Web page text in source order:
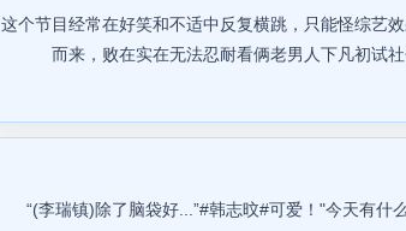
这个节目经常在好笑和不适中反复横跳，只能怪综艺
而来，败在实在无法忍耐看俩老男人下凡初试
“(李瑞镇)除了脑袋好...”#韩志旼#可爱！"今天有